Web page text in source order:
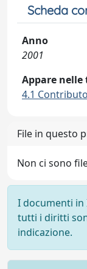
Scheda
Anno
2001
Appare nelle
4.1
File in questo
Non ci sono
I documenti in
tutti i diritti
indicazione.